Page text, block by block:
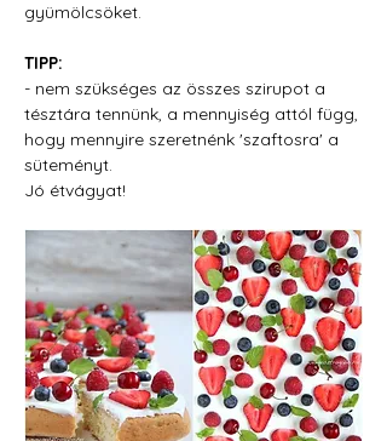
gyümölcsöket.
TIPP:
- nem szükséges az összes szirupot a
tésztára tennünk, a mennyiség attól függ,
hogy mennyire szeretnénk 'szaftosra' a
süteményt.
Jó étvágyat!